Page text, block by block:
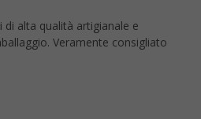
alta qualità artigianale e
Veramente consigliato